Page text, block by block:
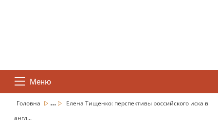
Меню
Головна ...
Елена Тищенко: перспективы российского иска в
англ...